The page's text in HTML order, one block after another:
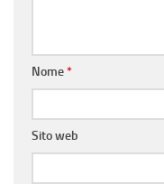
Nome*
Sito web